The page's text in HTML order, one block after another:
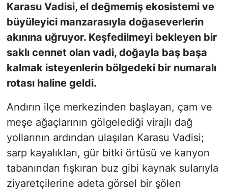
Karasu Vadisi, el değmemiş ekosistemi ve
büyüleyici manzarasıyla doğaseverlerin
akınına uğruyor. Keşfedilmeyi bekleyen bir
saklı cennet olan vadi, doğayla baş başa
kalmak isteyenlerin bölgedeki bir numaralı
rotası haline geldi.
Andırın ilçe merkezinden başlayan, çam ve
meşe ağaçlarının gölgelediği virajlı dağ
yollarının ardından ulaşılan Karasu Vadisi;
sarp kayalıkları, gür bitki örtüsü ve kanyon
tabanından fışkıran buz gibi kaynak sularıyla
ziyaretçilerine adeta görsel bir şölen